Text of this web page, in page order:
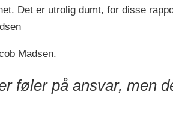
Det er utrolig dumt, for disse
Madsen.
føler på ansvar, men